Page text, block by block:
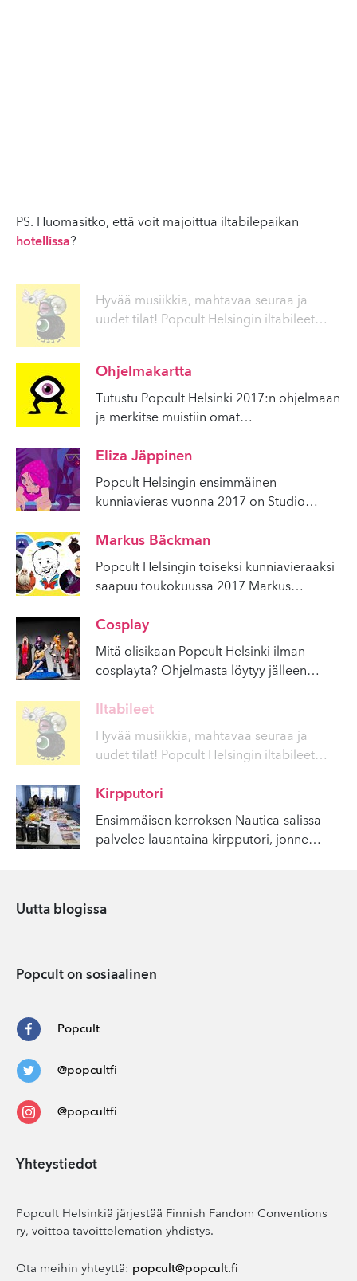
PS. Huomasitko, että voit majoittua iltabilepaikan
hotellissa?
Hyvää musiikkia, mahtavaa seuraa ja
uudet tilat! Popcult Helsingin iltabileet…
Ohjelmakartta
Tutustu Popcult Helsinki 2017:n ohjelmaan
ja merkitse muistiin omat…
Eliza Jäppinen
Popcult Helsingin ensimmäinen
kunniavieras vuonna 2017 on Studio…
Markus Bäckman
Popcult Helsingin toiseksi kunniavieraaksi
saapuu toukokuussa 2017 Markus…
Cosplay
Mitä olisikaan Popcult Helsinki ilman
cosplayta? Ohjelmasta löytyy jälleen…
Iltabileet
Hyvää musiikkia, mahtavaa seuraa ja
uudet tilat! Popcult Helsingin iltabileet…
Kirpputori
Ensimmäisen kerroksen Nautica-salissa
palvelee lauantaina kirpputori, jonne…
Uutta blogissa
Popcult on sosiaalinen
Popcult
@popcultfi
@popcultfi
Yhteystiedot
Popcult Helsinkiä järjestää Finnish Fandom Conventions
ry, voittoa tavoittelemation yhdistys.
Ota meihin yhteyttä: popcult@popcult.fi